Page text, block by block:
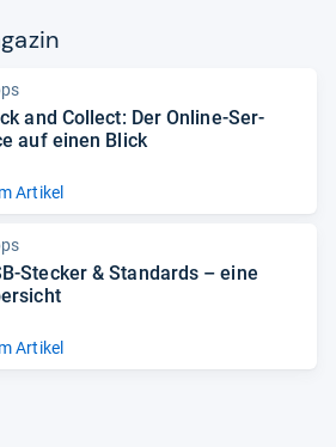
and Col­lect: Der Online-​Ser­
auf einen Blick
Artikel
​Ste­cker & Stan­dards – eine
Artikel